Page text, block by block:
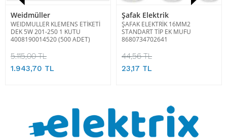
Weidmüller
WEIDMULLER KLEMENS ETİKETİ
DEK 5W 201-250 1 KUTU
4008190014520 (500 ADET)
5.115,00 TL
1.943,70 TL
Şafak Elektrik
ŞAFAK ELEKTRİK 16MM2
STANDART TİP EK MUFU
8680734702641
44,56 TL
23,17 TL